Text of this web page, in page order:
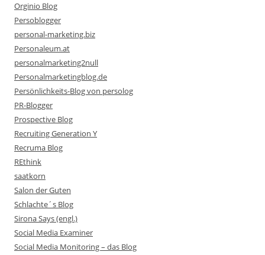
Orginio Blog
Persoblogger
personal-marketing.biz
Personaleum.at
personalmarketing2null
Personalmarketingblog.de
Persönlichkeits-Blog von persolog
PR-Blogger
Prospective Blog
Recruiting Generation Y
Recruma Blog
REthink
saatkorn
Salon der Guten
Schlachte´s Blog
Sirona Says (engl.)
Social Media Examiner
Social Media Monitoring – das Blog